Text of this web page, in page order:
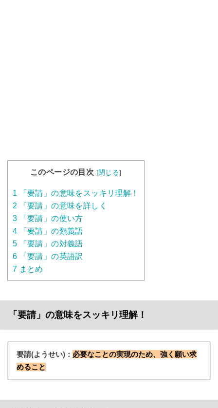
このページの目次 [閉じる]
1 「要請」の意味をスッキリ理解！
2 「要請」の意味を詳しく
3 「要請」の使い方
4 「要請」の類義語
5 「要請」の対義語
6 「要請」の英語訳
7 まとめ
「要請」の意味をスッキリ理解！
要請(ようせい)： 必要なことの実現のため、強く願い求
めること